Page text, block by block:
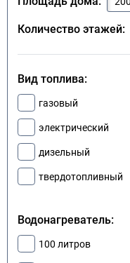
Количество этажей:
Вид топлива:
газовый
электрический
дизельный
твердотопливный
Водонагреватель:
100 литров